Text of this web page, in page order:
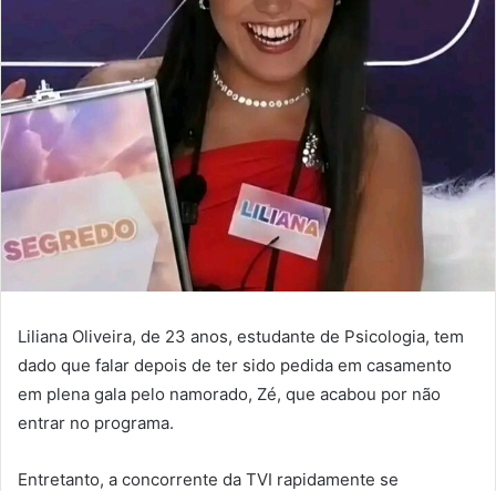
Liliana Oliveira, de 23 anos, estudante de Psicologia, tem
dado que falar depois de ter sido pedida em casamento
em plena gala pelo namorado, Zé, que acabou por não
entrar no programa.
Entretanto, a concorrente da TVI rapidamente se